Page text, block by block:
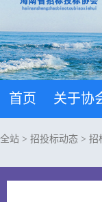
首页 关于协
全站 > 招投标动态 > 招